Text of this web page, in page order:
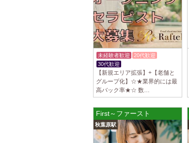
未経験者歓迎
20代歓迎
30代歓迎
【新規エリア拡張】+【老舗と
グループ化】☆★業界的には最
高バック率★☆ 数…
First～ファースト
秋葉原駅